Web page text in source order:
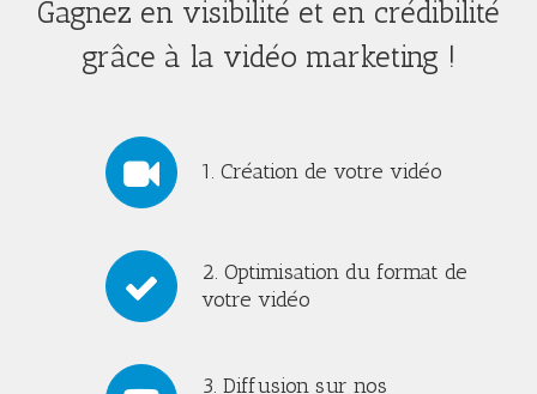
Gagnez en visibilité et en crédibilité
grâce à la vidéo marketing !
1. Création de votre vidéo
2. Optimisation du format de
votre vidéo
3. Diffusion sur nos